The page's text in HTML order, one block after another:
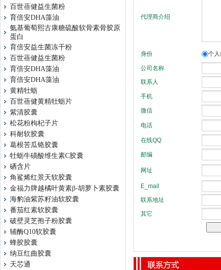
百世蓓健益生菌粉
育倍安DHA藻油
氨基葡萄熙古康糖硫酸软骨素骨胶原
蛋白
育倍安益生菌冻干粉
百世蓓健益生菌粉
育倍安DHA藻油
育倍安DHA藻油
黄精牡蛎
百世蓓健黄精牡蛎片
紫清胶囊
松花粉枸杞子片
科耐软胶囊
葛根苦瓜铬胶囊
牡蛎牛磺酸维生素C胶囊
硒含片
角鲨烯红景天软胶囊
金福力牌越橘叶黄素β-胡萝卜素胶囊
海豹油紫苏籽油软胶囊
番茄红素软胶囊
破壁灵芝孢子粉胶囊
辅酶Q10软胶囊
蜂胶胶囊
纳豆红曲胶囊
天芯通